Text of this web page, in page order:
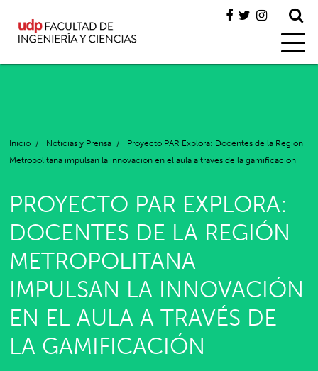
Inicio / Noticias y Prensa /
Proyecto PAR Explora: Docentes de la Región
Metropolitana impulsan la innovación en el aula a través de la gamificación
PROYECTO PAR EXPLORA:
DOCENTES DE LA REGIÓN
METROPOLITANA
IMPULSAN LA INNOVACIÓN
EN EL AULA A TRAVÉS DE
LA GAMIFICACIÓN